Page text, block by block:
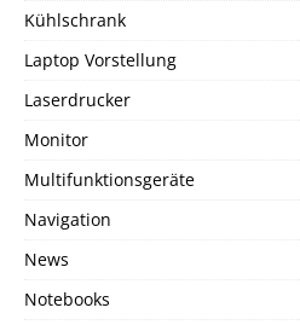
Kühlschrank
Laptop Vorstellung
Laserdrucker
Monitor
Multifunktionsgeräte
Navigation
News
Notebooks